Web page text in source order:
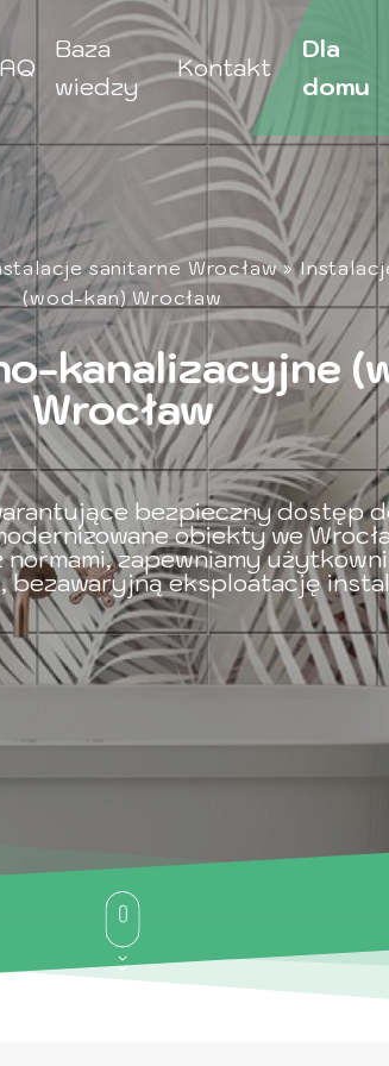
Baza
wiedzy
Kontakt
Dla
domu
sanitarne Wrocław»
(wod-kan) Wrocław
kanalizacyjne
Wrocław
bezpieczny dostęp
obiekty we
zapewniamy
bezawaryjną eksploatację